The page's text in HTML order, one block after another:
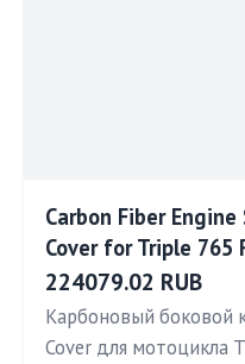
Carbon Fiber
Cover for Triple 765
224079.02 RUB
Карбоновый боковой
Cover для мотоцикла